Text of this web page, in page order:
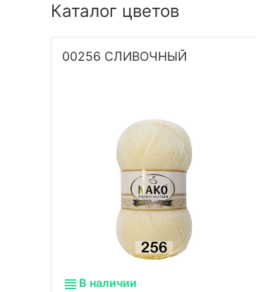
Каталог цветов
00256 СЛИВОЧНЫЙ
В наличии